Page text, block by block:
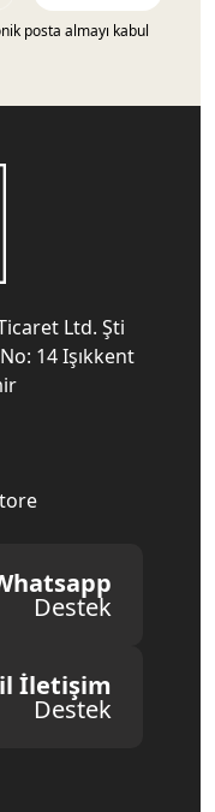
posta almayı kabul
Ltd. Şti
14 Işıkkent
Destek
İletişim
Destek